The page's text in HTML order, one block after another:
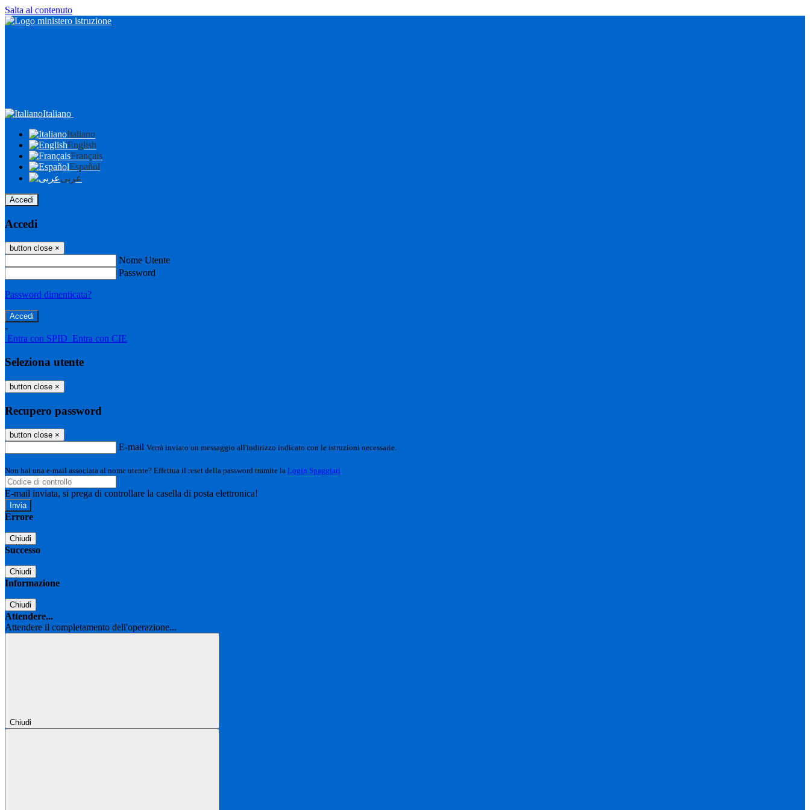
Salta al contenuto
Italiano
Italiano
English
Français
Español
عربى
Accedi
Accedi
button close ×
Nome Utente
Password
Password dimenticata?
-
Entra con SPID Entra con CIE
Seleziona utente
button close ×
Recupero password
button close ×
E-mail Verrà inviato un messaggio all'indirizzo indicato con le istruzioni necessarie.
Non hai una e-mail associata al nome utente? Effettua il reset della password tramite la Login Spaggiari
E-mail inviata, si prega di controllare la casella di posta elettronica!
Errore
Chiudi
Successo
Chiudi
Informazione
Chiudi
Attendere...
Attendere il completamento dell'operazione...
Chiudi